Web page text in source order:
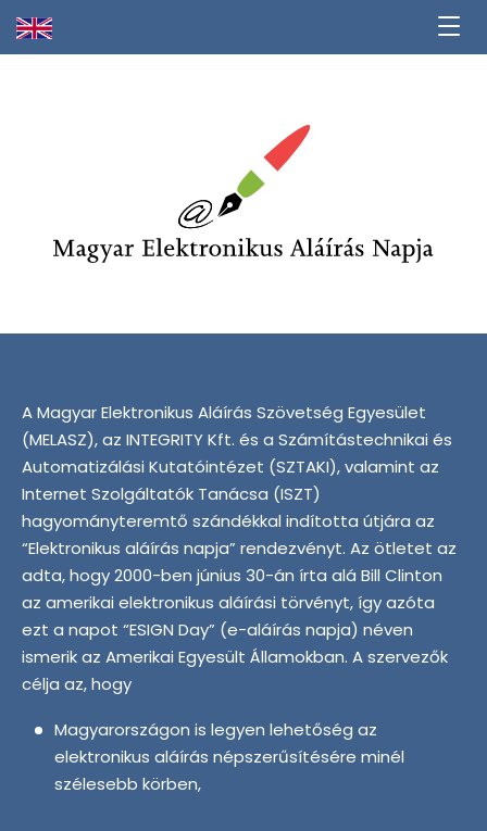
A Magyar Elektronikus Aláírás Szövetség Egyesület
(MELASZ), az INTEGRITY Kft. és a Számítástechnikai és
Automatizálási Kutatóintézet (SZTAKI), valamint az
Internet Szolgáltatók Tanácsa (ISZT)
hagyományteremtő szándékkal indította útjára az
“Elektronikus aláírás napja” rendezvényt. Az ötletet az
adta, hogy 2000-ben június 30-án írta alá Bill Clinton
az amerikai elektronikus aláírási törvényt, így azóta
ezt a napot “ESIGN Day” (e-aláírás napja) néven
ismerik az Amerikai Egyesült Államokban. A szervezők
célja az, hogy
Magyarországon is legyen lehetőség az
elektronikus aláírás népszerűsítésére minél
szélesebb körben,